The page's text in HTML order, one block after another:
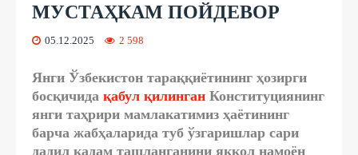
МУСТАҲКАМ ПОЙДЕВОР
05.12.2025 2 598
Янги Ўзбекистон тараққиётининг ҳозирги
босқичида қабул қилинган Конституциянинг
янги таҳрири мамлакатимиз ҳаётининг
барча жабҳаларида туб ўзгаришлар сари
дадил қадам ташланганини яққол намоён